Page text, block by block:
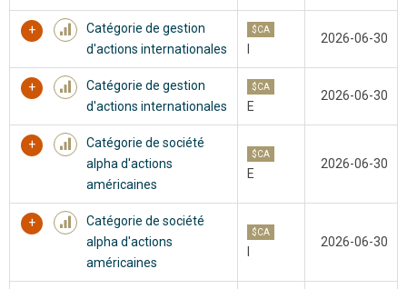
Catégorie de gestion
d'actions internationales
$CA
2026-06-30
Catégorie de gestion
d'actions internationales
$CA
E
2026-06-30
Catégorie de société
alpha d'actions
américaines
$CA
E
2026-06-30
Catégorie de société
alpha d'actions
américaines
$CA
2026-06-30